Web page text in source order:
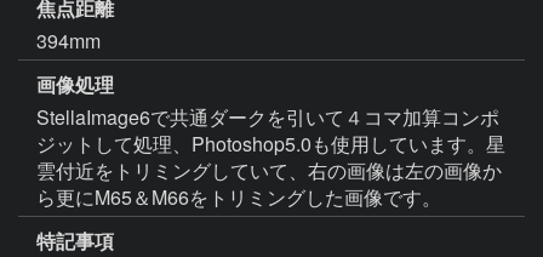
焦点距離
394mm
画像処理
StellaImage6で共通ダークを引いて４コマ加算コンポ
ジットして処理、Photoshop5.0も使用しています。星
雲付近をトリミングしていて、右の画像は左の画像か
ら更にM65＆M66をトリミングした画像です。
特記事項